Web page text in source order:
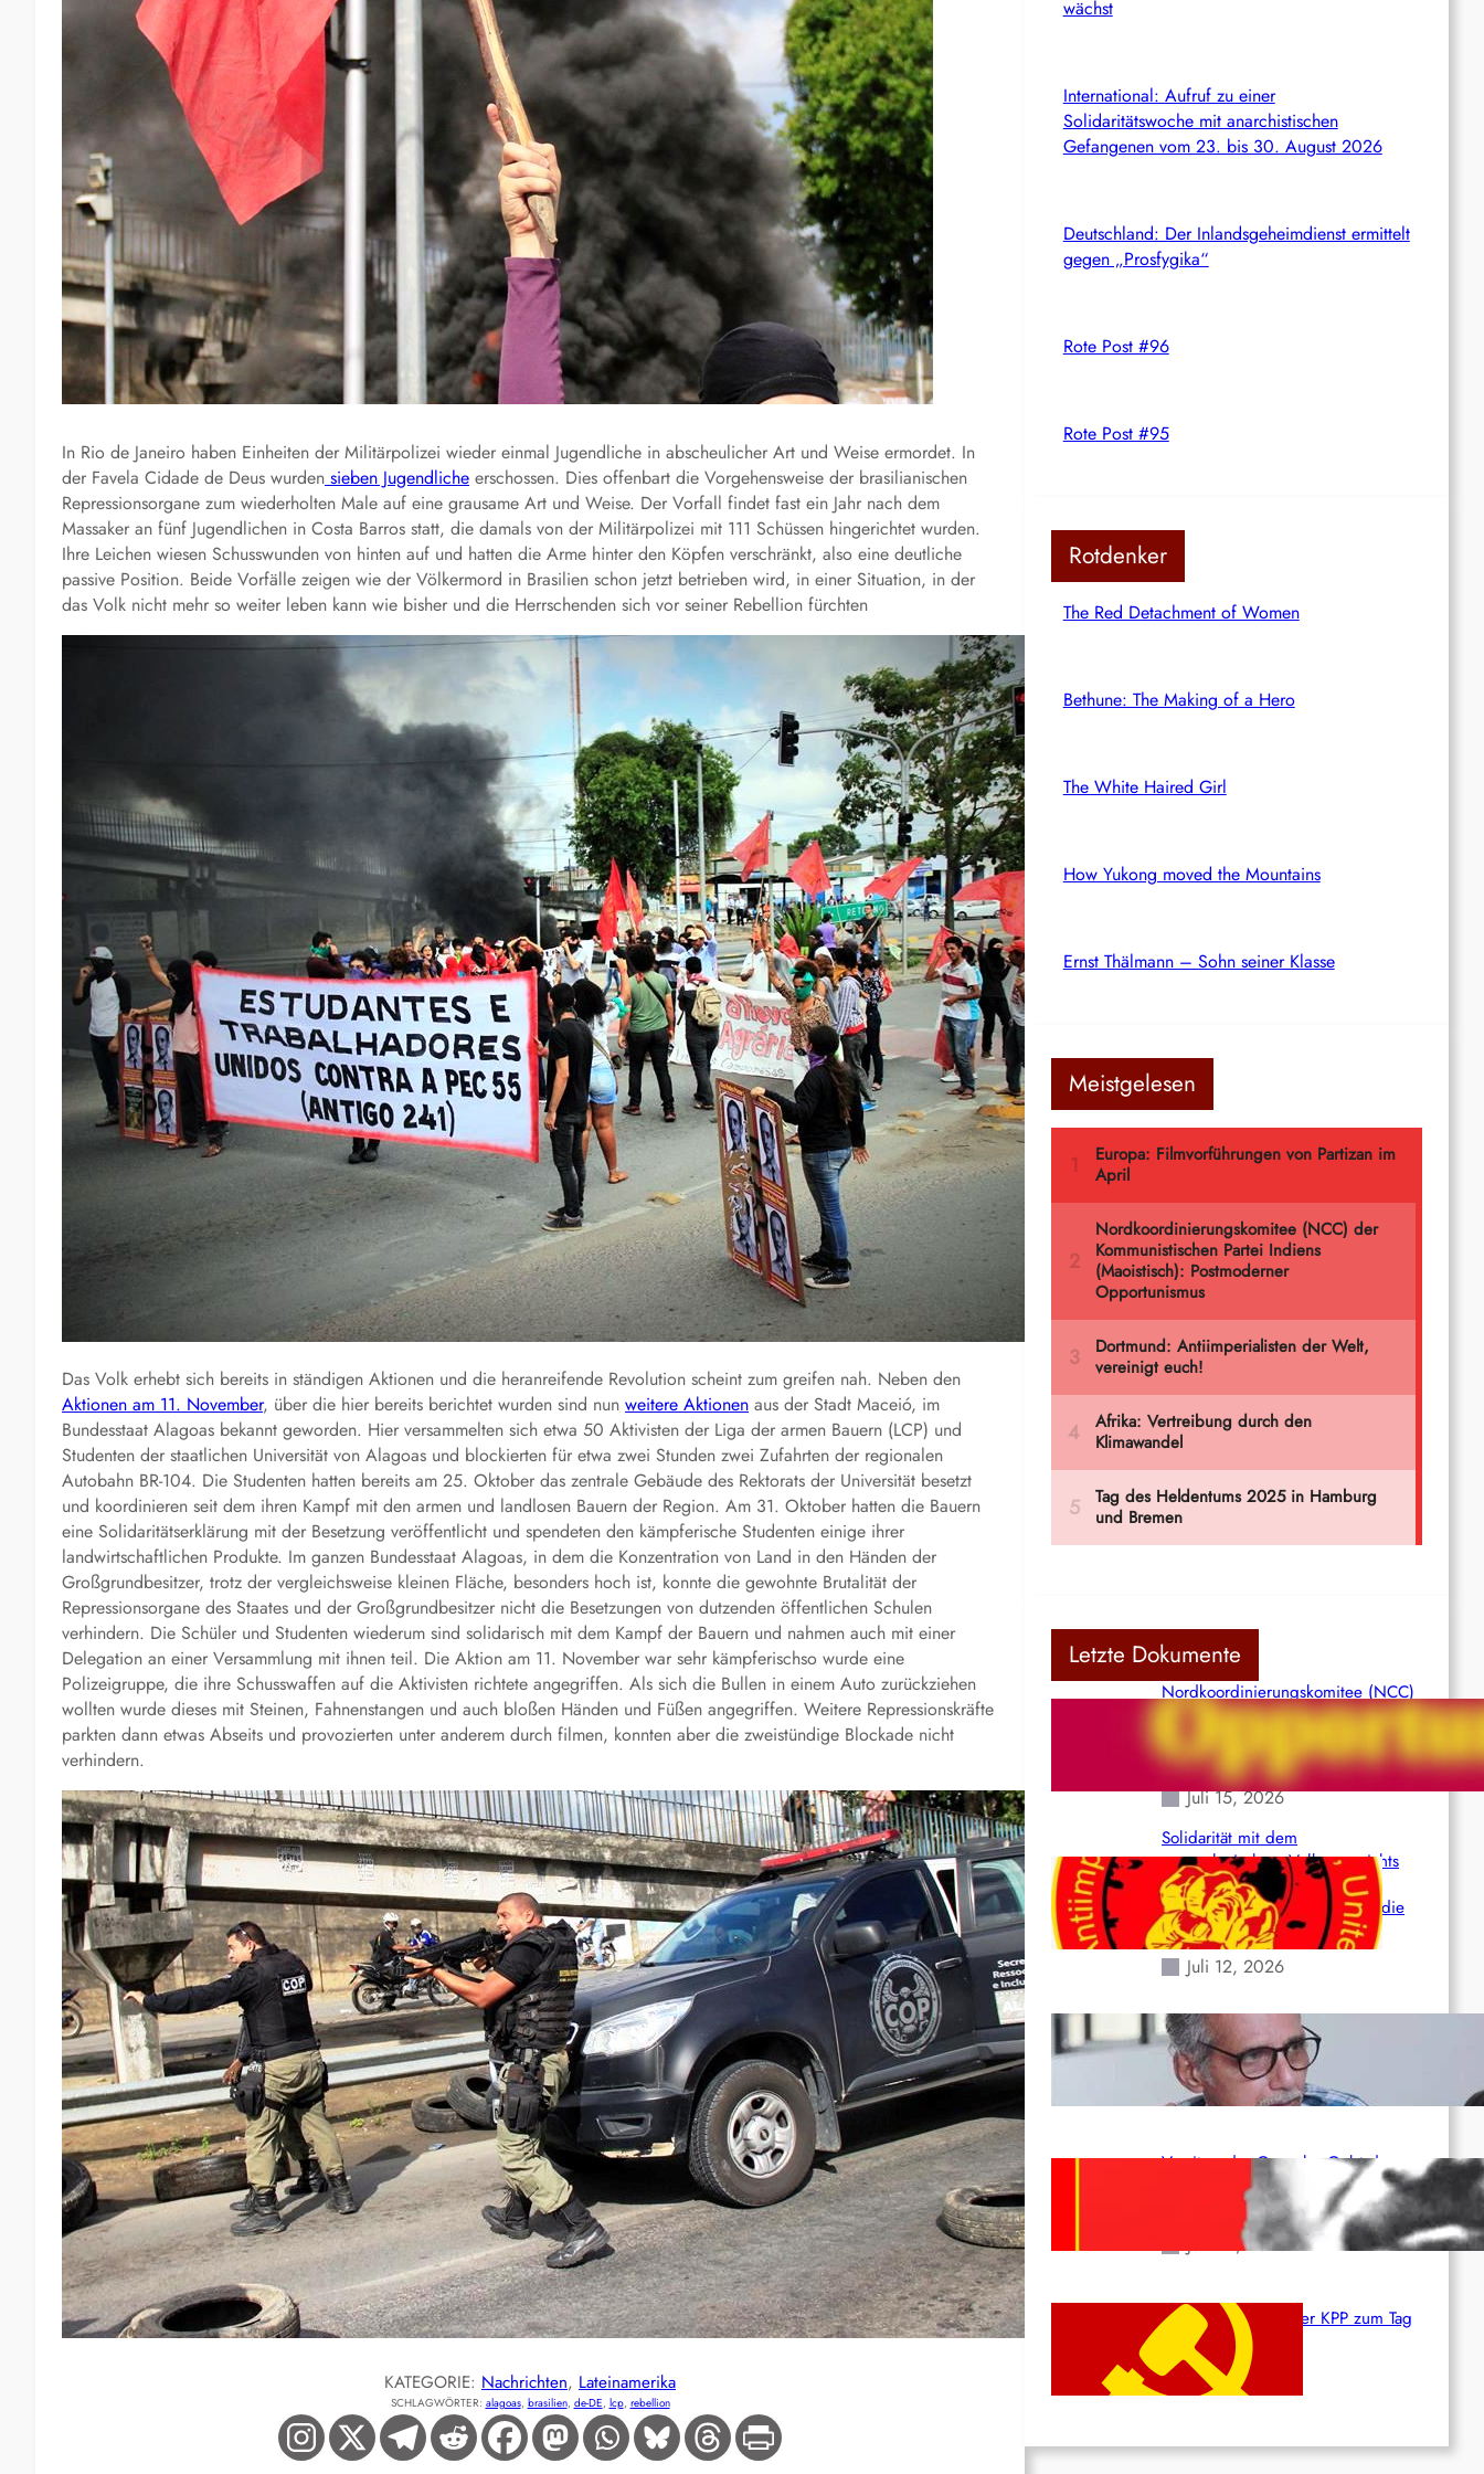
In Rio de Janeiro haben Einheiten der Militärpolizei wieder einmal Jugendliche in abscheulicher Art und Weise ermordet. In
der Favela Cidade de Deus wurden sieben Jugendliche erschossen. Dies offenbart die Vorgehensweise der brasilianischen
Repressionsorgane zum wiederholten Male auf eine grausame Art und Weise. Der Vorfall findet fast ein Jahr nach dem
Massaker an fünf Jugendlichen in Costa Barros statt, die damals von der Militärpolizei mit 111 Schüssen hingerichtet wurden.
Ihre Leichen wiesen Schusswunden von hinten auf und hatten die Arme hinter den Köpfen verschränkt, also eine deutliche
passive Position. Beide Vorfälle zeigen wie der Völkermord in Brasilien schon jetzt betrieben wird, in einer Situation, in der
das Volk nicht mehr so weiter leben kann wie bisher und die Herrschenden sich vor seiner Rebellion fürchten
Das Volk erhebt sich bereits in ständigen Aktionen und die heranreifende Revolution scheint zum greifen nah. Neben den
Aktionen am 11. November, über die hier bereits berichtet wurden sind nun weitere Aktionen aus der Stadt Maceió, im
Bundesstaat Alagoas bekannt geworden. Hier versammelten sich etwa 50 Aktivisten der Liga der armen Bauern (LCP) und
Studenten der staatlichen Universität von Alagoas und blockierten für etwa zwei Stunden zwei Zufahrten der regionalen
Autobahn BR-104. Die Studenten hatten bereits am 25. Oktober das zentrale Gebäude des Rektorats der Universität besetzt
und koordinieren seit dem ihren Kampf mit den armen und landlosen Bauern der Region. Am 31. Oktober hatten die Bauern
eine Solidaritätserklärung mit der Besetzung veröffentlicht und spendeten den kämpferische Studenten einige ihrer
landwirtschaftlichen Produkte. Im ganzen Bundesstaat Alagoas, in dem die Konzentration von Land in den Händen der
Großgrundbesitzer, trotz der vergleichsweise kleinen Fläche, besonders hoch ist, konnte die gewohnte Brutalität der
Repressionsorgane des Staates und der Großgrundbesitzer nicht die Besetzungen von dutzenden öffentlichen Schulen
verhindern. Die Schüler und Studenten wiederum sind solidarisch mit dem Kampf der Bauern und nahmen auch mit einer
Delegation an einer Versammlung mit ihnen teil. Die Aktion am 11. November war sehr kämpferischso wurde eine
Polizeigruppe, die ihre Schusswaffen auf die Aktivisten richtete angegriffen. Als sich die Bullen in einem Auto zurückziehen
wollten wurde dieses mit Steinen, Fahnenstangen und auch bloßen Händen und Füßen angegriffen. Weitere Repressionskräfte
parkten dann etwas Abseits und provozierten unter anderem durch filmen, konnten aber die zweistündige Blockade nicht
verhindern.
KATEGORIE: Nachrichten, Lateinamerika
SCHLAGWÖRTER: alagoas, brasilien, de-DE, lcp, rebellion
wächst
International: Aufruf zu einer
Solidaritätswoche mit anarchistischen
Gefangenen vom 23. bis 30. August 2026
Deutschland: Der Inlandsgeheimdienst ermittelt
gegen „Prosfygika“
Rote Post #96
Rote Post #95
Rotdenker
The Red Detachment of Women
Bethune: The Making of a Hero
The White Haired Girl
How Yukong moved the Mountains
Ernst Thälmann – Sohn seiner Klasse
Meistgelesen
Letzte Dokumente
Nordkoordinierungskomitee (NCC)
der Kommunistischen Partei Indiens
(Maoistisch): Postmoderner
Opportunismus
Juli 15, 2026
Solidarität mit dem
venezolanischem Volk angesichts
der verlorenen Leben und der
katastrophalen Situation durch die
Erdbeben des 24. Juni!
Juli 12, 2026
Indien: „Die Politik der
Kapitulation“ von K. Murali (Ajith)
Juli 1, 2026
Vorsitzender Gonzalo: Gebt das
Leben für die Partei und die
Juni 19, 2026
Beschluss des ZK der KPP zum Tag
des Heldentums
Juni 19, 2026